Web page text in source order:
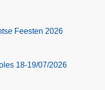
Feesten 2026
18-19/07/2026